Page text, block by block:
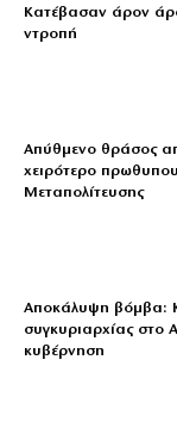
Κατέβασαν άρον
ντροπή
Απύθμενο θράσος
χειρότερο
Μεταπολίτευσης
Αποκάλυψη βόμβα:
συγκυριαρχίας στο
κυβέρνηση